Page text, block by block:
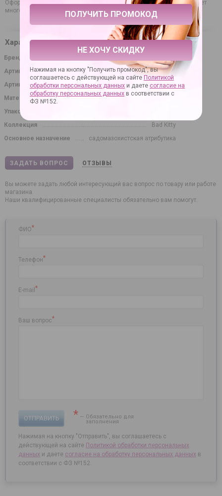
Оформляйте заказ онлайн и ожидайте доставку, которая не потребует
много времени (отправка в любую точку России).
Характеристики
Бренд
Артикул
89180
Артикул производителя
24903821001
Материал
92% полиамид, 8% эластан
Упаковка
Коллекция
Bad Kitty
Основное назначение
садомазохистская атрибутика
ЗАДАТЬ ВОПРОС ОТЗЫВЫ
Вы можете задать любой интересующий вас вопрос по товару или работе
магазина.
Наши квалифицированные специалисты обязательно вам помогут.
ФИО*
Телефон*
E-mail *
Ваш вопрос*
ОТПРАВИТЬ * — Обязательно для
заполнения
Нажимая на кнопку "Отправить", вы соглашаетесь с
действующей на сайте Политикой обработки персональных
данных и даете согласие на обработку персональных данных в
соответствии с ФЗ №152.
НЕ ХОЧУ СКИДКУ
Нажимая на кнопку "Получить промокод", вы
соглашаетесь с действующей на сайте Политикой
обработки персональных данных и даете согласие на
обработку персональных данных в соответствии с
ФЗ №152.